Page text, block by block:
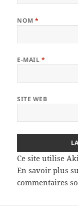
NOM*
E-MAIL *
SITE WEB
Ce site utilise
En savoir plus
commentaires